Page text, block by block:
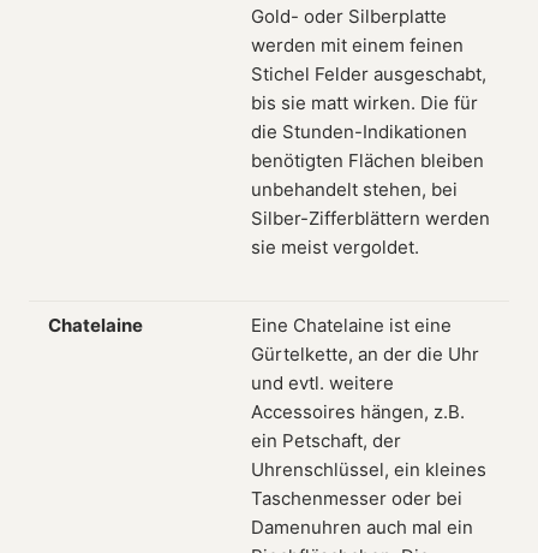
Gold- oder Silberplatte
werden mit einem feinen
Stichel Felder ausgeschabt,
bis sie matt wirken. Die für
die Stunden-Indikationen
benötigten Flächen bleiben
unbehandelt stehen, bei
Silber-Zifferblättern werden
sie meist vergoldet.
Chatelaine
Eine Chatelaine ist eine
Gürtelkette, an der die Uhr
und evtl. weitere
Accessoires hängen, z.B.
ein Petschaft, der
Uhrenschlüssel, ein kleines
Taschenmesser oder bei
Damenuhren auch mal ein